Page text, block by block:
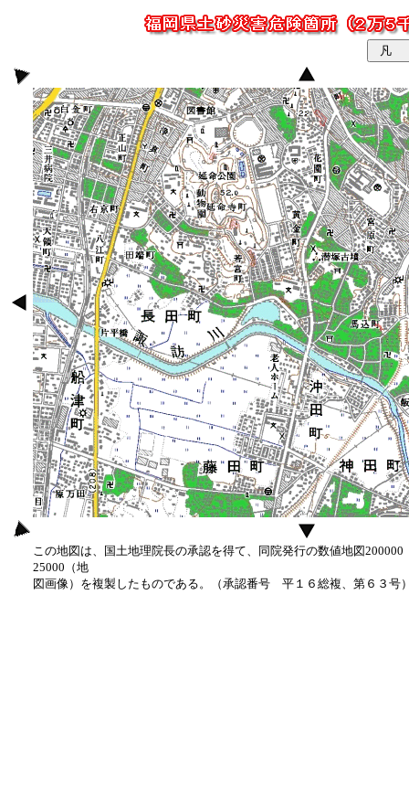
この地図は、国土地理院長の承認を得て、同院発行の数値地図
25000（地
図画像）を複製したものである。（承認番号 平１６総複、第６３号